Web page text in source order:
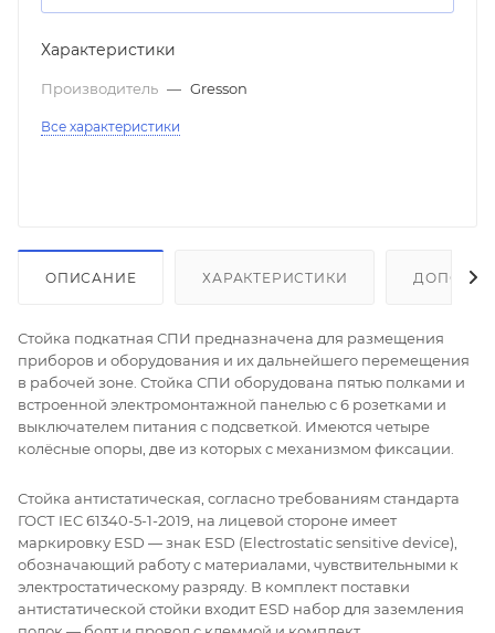
Характеристики
Производитель — Gresson
Все характеристики
ОПИСАНИЕ ХАРАКТЕРИСТИКИ
Стойка подкатная СПИ предназначена для размещения
приборов и оборудования и их дальнейшего перемещения
в рабочей зоне. Стойка СПИ оборудована пятью полками и
встроенной электромонтажной панелью с 6 розетками и
выключателем питания с подсветкой. Имеются четыре
колёсные опоры, две из которых с механизмом фиксации.
Стойка антистатическая, согласно требованиям стандарта
ГОСТ IEC 61340-5-1-2019, на лицевой стороне имеет
маркировку ESD — знак ESD (Electrostatic sensitive device),
обозначающий работу с материалами, чувствительными к
электростатическому разряду. В комплект поставки
антистатической стойки входит ESD набор для заземления